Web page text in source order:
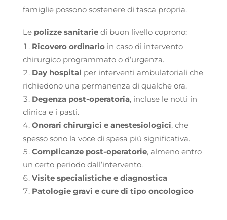
famiglie possono sostenere di tasca propria.
Le polizze sanitariedi buon livello coprono:
Ricovero ordinarioin caso di intervento
chirurgico programmato o d’urgenza.
Day hospital per interventi ambulatoriali che
richiedono una permanenza di qualche ora.
Degenza post-operatoria, incluse le notti in
clinica e i pasti.
Onorari chirurgici e anestesiologici, che
spesso sono la voce di spesa più significativa.
Complicanze post-operatorie, almeno entro
un certo periodo dall’intervento.
Visite specialistiche e diagnostica
Patologie gravi e cure di tipo oncologico